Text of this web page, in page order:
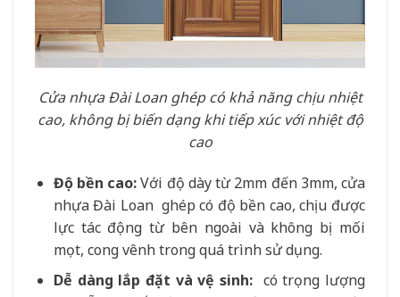
Cửa nhựa Đài Loan ghép có khả năng chịu nhiệt
cao, không bị biến dạng khi tiếp xúc với nhiệt độ
cao
Độ bền cao:Với độ dày từ 2mm đến 3mm, cửa
nhựa Đài Loan ghép có độ bền cao, chịu được
lực tác động từ bên ngoài và không bị mối
mọt, cong vênh trong quá trình sử dụng.
Dễ dàng lắp đặt và vệ sinh: có trọng lượng